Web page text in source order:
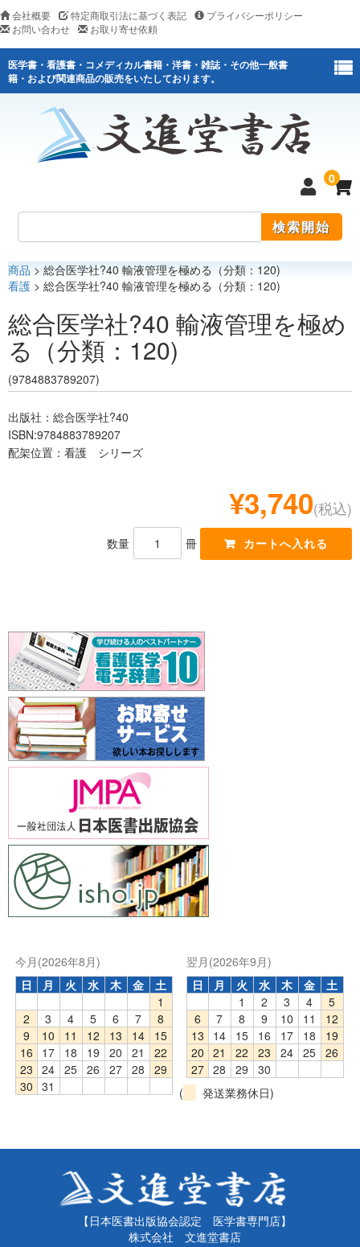
会社概要 特定商取引法に基づく表記
プライバシーポリシー
お問い合わせ
お取り寄せ依頼
医学書・看護書・コメディカル書籍・洋書・雑誌・その他一般書
籍・および関連商品の販売をいたしております。
0
医学
医薬関連
レジデント
商品 > 総合医学社?40 輸液管理を極める（分類：120)
看護 > 総合医学社?40 輸液管理を極める（分類：120)
総合医学社?40 輸液管理を極め
る（分類：120)
(9784883789207)
出版社：総合医学社?40
ISBN:9784883789207
配架位置：看護 シリーズ
¥3,740(税込)
数量 冊
今月(2026年8月)
日
月 火 水 木 金
土
1
2
3 4 5 6 7
8
9
10 11 12 13 14
15
16
17 18 19 20 21
22
23
24 25 26 27 28
29
30
31
翌月(2026年9月)
日
月 火 水 木 金
土
1
2 3 4
5
6
7 8 9 10 11
12
13
14 15 16 17 18
19
20
21 22 23 24 25
26
27 28 29
30
(
発送業務休日)
【日本医書出版協会認定 医学書専門店】
株式会社 文進堂書店